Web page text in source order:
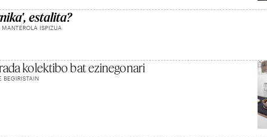
estalita?
MANTEROLA ISPIZUA
kolektibo bat ezinegonari
BEGIRISTAIN